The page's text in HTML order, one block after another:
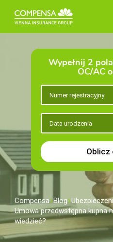
Wypełnij 2
OC/AC
Oblicz
Compensa Blog
Umowa przedwstępna kupna
wiedzieć?